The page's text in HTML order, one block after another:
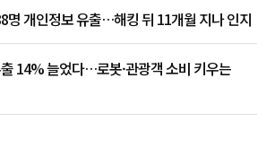
명 개인정보 유출…해킹 뒤 11개월 지나 인지
14% 늘었다…로봇·관광객 소비 키우는